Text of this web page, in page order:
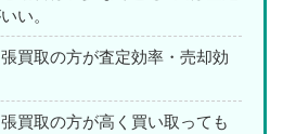
い。
買取の方が査定効率・売却効
買取の方が高く買い取っても